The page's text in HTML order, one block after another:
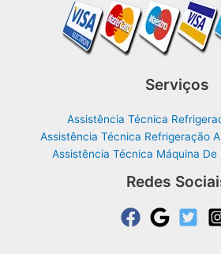
Serviços
Assistência Técnica
Assistência Técnica Refrigeração
Assistência Técnica Máquina De
Redes